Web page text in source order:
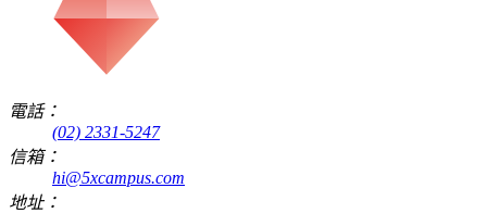
電話：
(02) 2331-5247
信箱：
hi@5xcampus.com
地址：